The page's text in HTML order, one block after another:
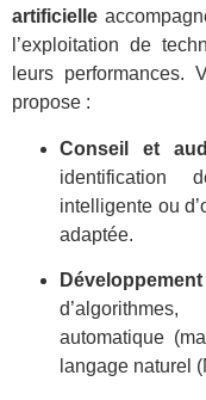
artificielle
l’exploitation de
leurs performances.
propose :
Conseil et
identification
intelligente ou
adaptée.
automatique
langage naturel